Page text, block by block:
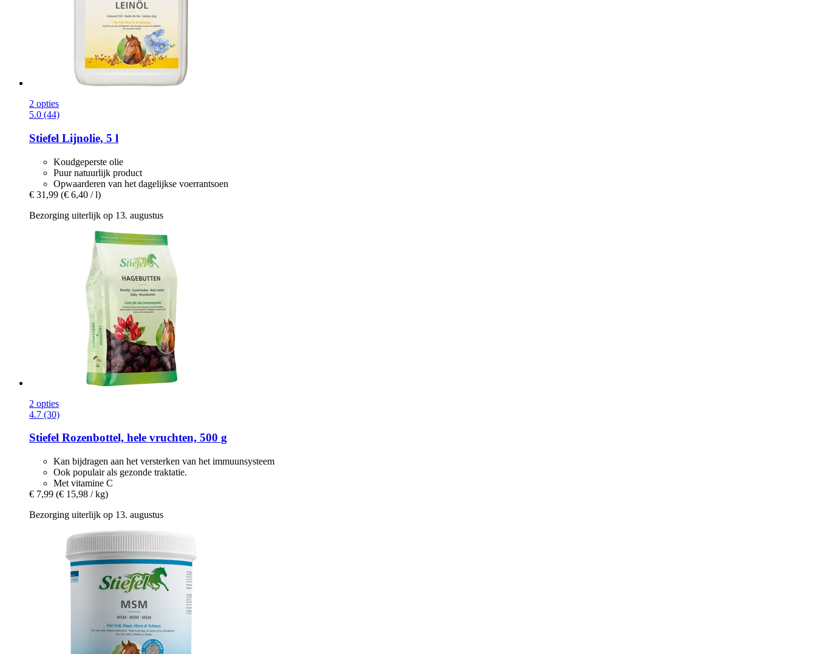
2 opties
5.0 (44)
Stiefel Lijnolie, 5 l
Koudgeperste olie
Puur natuurlijk product
Opwaarderen van het dagelijkse voerrantsoen
€ 31,99 (€ 6,40 / l)
Bezorging uiterlijk op 13. augustus
2 opties
4.7 (30)
Stiefel Rozenbottel, hele vruchten, 500 g
Kan bijdragen aan het versterken van het immuunsysteem
Ook populair als gezonde traktatie.
Met vitamine C
€ 7,99 (€ 15,98 / kg)
Bezorging uiterlijk op 13. augustus